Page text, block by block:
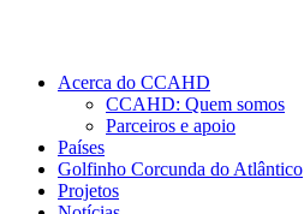
Acerca do CCAHD
CCAHD: Quem somos
Parceiros e apoio
Países
Golfinho Corcunda do Atlântico
Projetos